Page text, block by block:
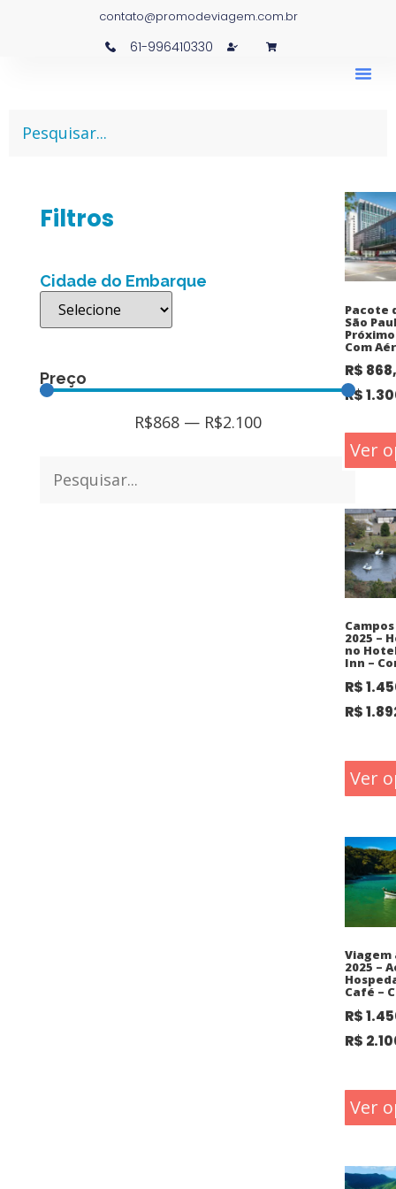
contato@promodeviagem.com.br
61-996410330
Filtros
Cidade do Embarque
Preço
R$868— R$2.100
Pacote
São
Com
R$
R$
Ver
2025 –
no
Inn –
R$
R$
Ver
Viagem
2025 –
Café –
R$
R$
Ver